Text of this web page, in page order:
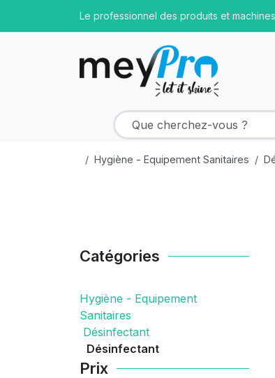
Le professionnel des produits et
Hygiène - Equipement Sanitaires
Catégories
Hygiène - Equipement
Sanitaires
Désinfectant
Désinfectant
Prix